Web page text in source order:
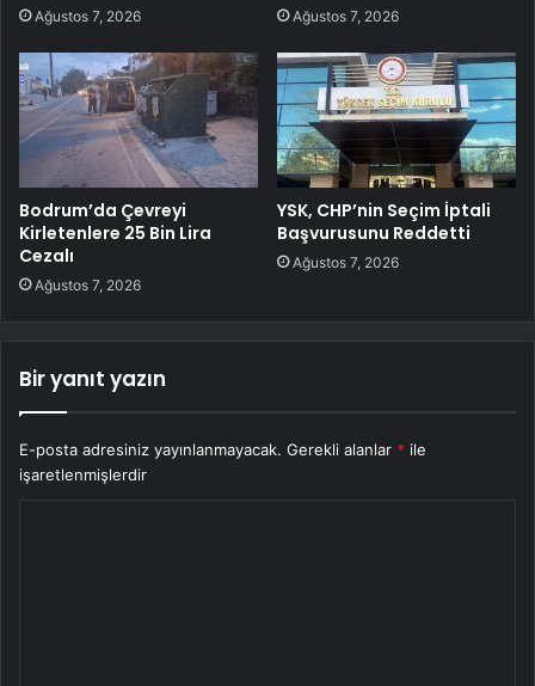
Ağustos 7, 2026 Ağustos 7, 2026
Bodrum’da Çevreyi
Kirletenlere 25 Bin Lira
Cezalı
Ağustos 7, 2026
YSK, CHP’nin Seçim İptali
Başvurusunu Reddetti
Ağustos 7, 2026
Bir yanıt yazın
E-posta adresiniz yayınlanmayacak. Gerekli alanlar * ile
işaretlenmişlerdir